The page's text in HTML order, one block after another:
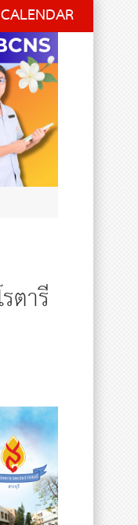
CALENDAR
ตารี